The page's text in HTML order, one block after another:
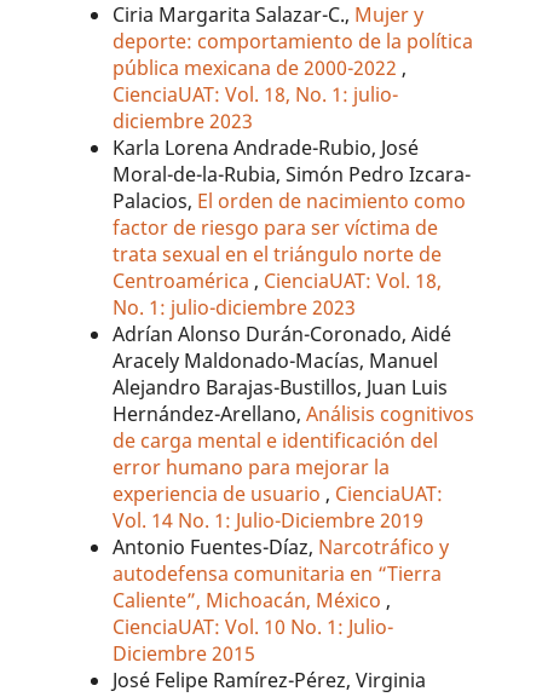
Ciria Margarita Salazar-C., Mujer y
deporte: comportamiento de la política
pública mexicana de 2000-2022 ,
CienciaUAT: Vol. 18, No. 1: julio-
diciembre 2023
Karla Lorena Andrade-Rubio, José
Moral-de-la-Rubia, Simón Pedro Izcara-
Palacios, El orden de nacimiento como
factor de riesgo para ser víctima de
trata sexual en el triángulo norte de
Centroamérica , CienciaUAT: Vol. 18,
No. 1: julio-diciembre 2023
Adrían Alonso Durán-Coronado, Aidé
Aracely Maldonado-Macías, Manuel
Alejandro Barajas-Bustillos, Juan Luis
Hernández-Arellano,Análisis cognitivos
de carga mental e identificación del
error humano para mejorar la
experiencia de usuario , CienciaUAT:
Vol. 14 No. 1: Julio-Diciembre 2019
Antonio Fuentes-Díaz, Narcotráfico y
autodefensa comunitaria en “Tierra
Caliente”, Michoacán, México ,
CienciaUAT: Vol. 10 No. 1: Julio-
Diciembre 2015
José Felipe Ramírez-Pérez, Virginia